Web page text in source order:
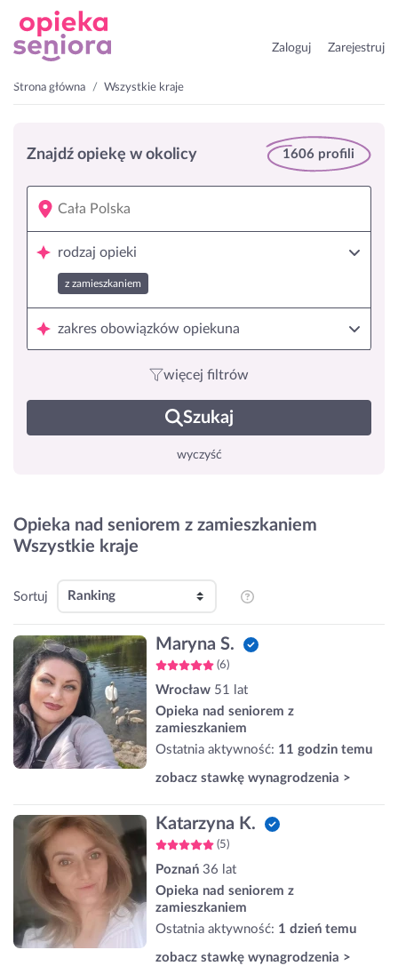
Zaloguj Zarejestruj
Strona główna Wszystkie kraje
Znajdź opiekę w okolicy 1606 profili
rodzaj opieki
z zamieszkaniem
zakres obowiązków opiekuna
więcej filtrów
Szukaj
wyczyść
Opieka nad seniorem z zamieszkaniem
Wszystkie kraje
Sortuj
Maryna S.
(6)
Wrocław 51 lat
Opieka nad seniorem z
zamieszkaniem
Ostatnia aktywność: 11 godzin temu
zobacz stawkę wynagrodzenia >
Katarzyna K.
(5)
Poznań 36 lat
Opieka nad seniorem z
zamieszkaniem
Ostatnia aktywność: 1 dzień temu
zobacz stawkę wynagrodzenia >